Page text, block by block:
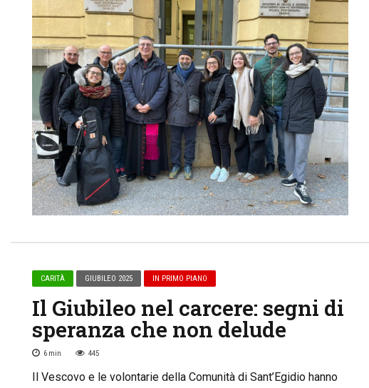
CARITÀ GIUBILEO 2025 IN PRIMO PIANO
Il Giubileo nel carcere: segni di
speranza che non delude
6 min 445
Il Vescovo e le volontarie della Comunità di Sant’Egidio hanno